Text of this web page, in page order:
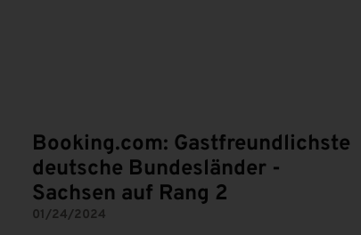
Booking.com: Gastfreundlichste
deutsche Bundesländer -
Sachsen auf Rang 2
01/24/2024